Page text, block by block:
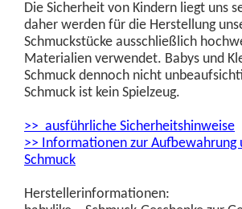
Die Sicherheit von Kindern liegt uns
daher werden für die Herstellung
Schmuckstücke ausschließlich
Materialien verwendet. Babys und
Schmuck dennoch nicht
Schmuck ist kein Spielzeug.
>> ausführliche Sicherheitshinweise
>> Informationen zur Aufbewahrung
Schmuck
Herstellerinformationen: